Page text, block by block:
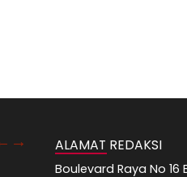
ALAMAT REDAKSI
Boulevard Raya No 16